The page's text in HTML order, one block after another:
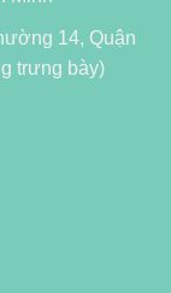
14, Quận
trưng bày)